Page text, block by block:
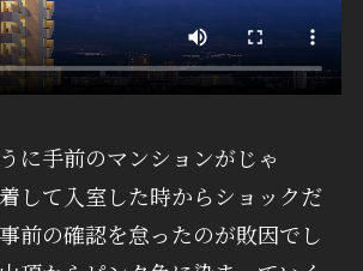
に手前のマンションがじゃ
して入室した時からショックだ
前の確認を怠ったのが敗因でし